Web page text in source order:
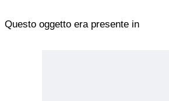
Questo oggetto era presente in